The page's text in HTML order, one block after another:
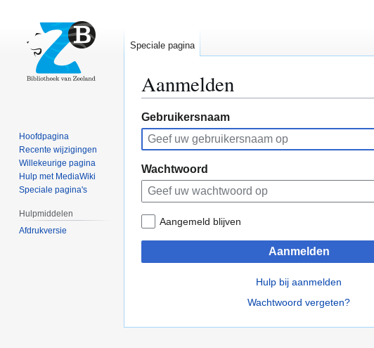
Aanmelden
Naar
navigatie
springen
Naar
zoeken
springen
Gebruikersnaam
Wachtwoord
Aangemeld blijven
Aanmelden
Hulp bij aanmelden
Wachtwoord vergeten?
Speciale pagina
Hoofdpagina
Recente wijzigingen
Willekeurige pagina
Hulp met MediaWiki
Speciale pagina's
Hulpmiddelen
Afdrukversie